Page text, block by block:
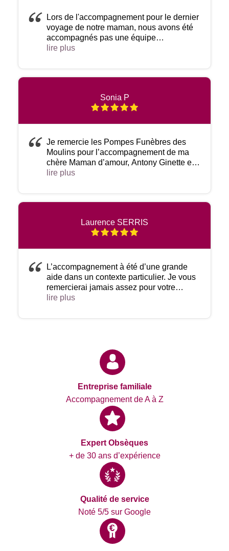
Lors de l'accompagnement pour le dernier
voyage de notre maman, nous avons été
accompagnés pas une équipe
absolument adorable.Une dame tout
déroulement de la cérémonie avec un ton
très juste et bienveillant.Rendant ainsi ce
très humainMerci - 01/08/2026
lire plus
Sonia P
Je remercie les Pompes Funèbres des
Moulins pour l’accompagnement de ma
chère Maman d’amour, Antony Ginette et
pour l’organisation des obsèques. Merci à
lire plus
Laurence SERRIS
L’accompagnement à été d’une grande
aide dans un contexte particulier. Je vous
remercierai jamais assez pour votre
soutien, bienveillance, conseils.Je
qualité. - 07/07/2026
lire plus
Entreprise familiale
Accompagnement de A à Z
Expert Obsèques
+ de 30 ans d’expérience
Qualité de service
Noté 5/5 sur Google